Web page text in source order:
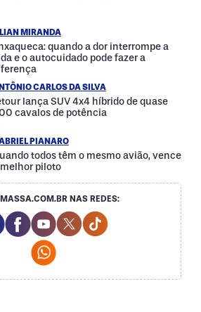
MIRANDA
quando a dor interrompe a
e o autocuidado pode fazer a
CARLOS DA SILVA
lança SUV 4x4 híbrido de quase
cavalos de potência
PIANARO
todos têm o mesmo avião, vence
piloto
NAS REDES:
Instagram Social Media
Facebook Social Media
Youtube Social Media
Twitter Social Media
Tiktok Social